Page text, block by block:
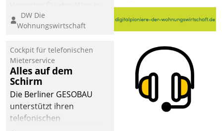
eine digitale Zukunft zu
finden, ist das Ziel des
der
Wohnungswirtschaft“.
Bewerben können sich
dafür ein Team
bestehend aus
Wohnungsunternehmen
und PropTech.
DW Die
Wohnungswirtschaft
Cockpit für telefonischen
Mieterservice
Alles auf dem
Schirm
Die Berliner GESOBAU
unterstützt ihren
telefonischen